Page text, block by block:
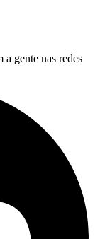
a gente nas redes